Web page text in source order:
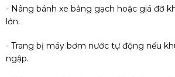
- Nâng bánh xe bằng gạch hoặc giá đỡ
lớn.
- Trang bị máy bơm nước tự động nếu
ngập.